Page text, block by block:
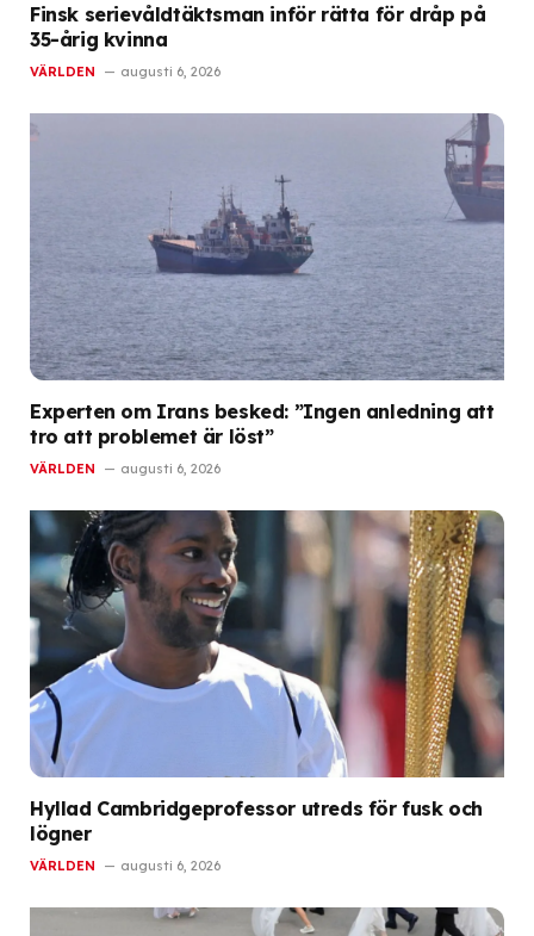
Finsk serievåldtäktsman inför rätta för dråp på
35-årig kvinna
VÄRLDEN augusti 6, 2026
Experten om Irans besked: ”Ingen anledning att
tro att problemet är löst”
VÄRLDEN augusti 6, 2026
Hyllad Cambridgeprofessor utreds för fusk och
lögner
VÄRLDEN augusti 6, 2026